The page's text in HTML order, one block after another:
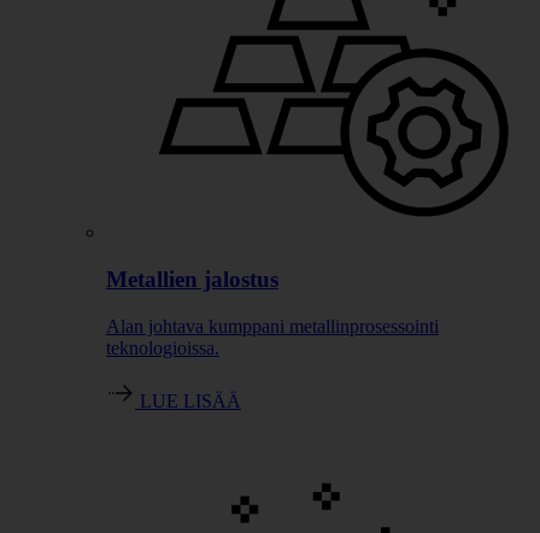
Metallien jalostus
Alan johtava kumppani metallinprosessointi
teknologioissa.
LUE LISÄÄ